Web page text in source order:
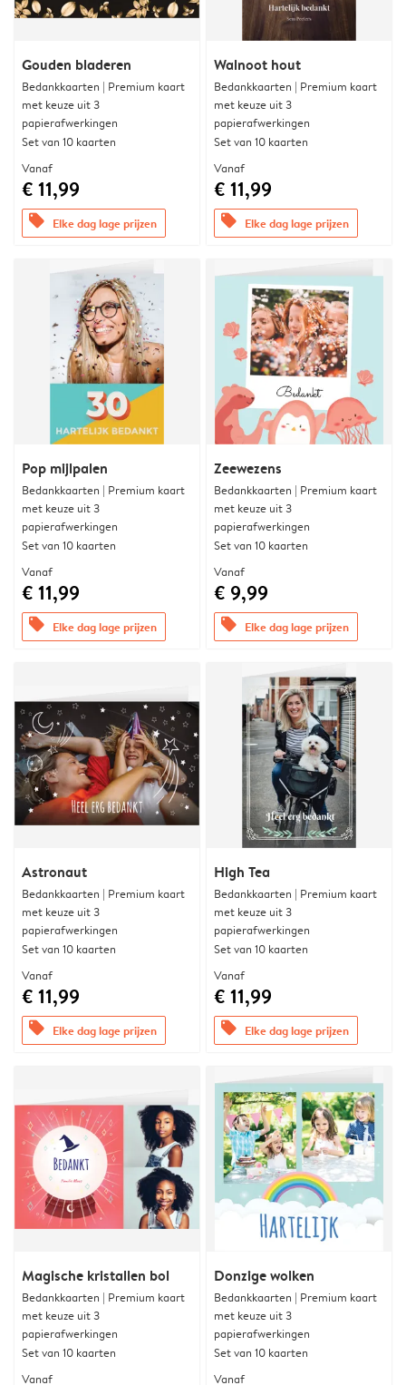
Gouden bladeren
Bedankkaarten | Premium kaart
met keuze uit 3
papierafwerkingen
Set van 10 kaarten
Vanaf
€ 11,99
offers Elke dag lage prijzen
Walnoot hout
Bedankkaarten | Premium kaart
met keuze uit 3
papierafwerkingen
Set van 10 kaarten
Vanaf
€ 11,99
offers Elke dag lage prijzen
Pop mijlpalen
Bedankkaarten | Premium kaart
met keuze uit 3
papierafwerkingen
Set van 10 kaarten
Vanaf
€ 11,99
offers Elke dag lage prijzen
Zeewezens
Bedankkaarten | Premium kaart
met keuze uit 3
papierafwerkingen
Set van 10 kaarten
Vanaf
€ 9,99
offers Elke dag lage prijzen
Astronaut
Bedankkaarten | Premium kaart
met keuze uit 3
papierafwerkingen
Set van 10 kaarten
Vanaf
€ 11,99
offers Elke dag lage prijzen
High Tea
Bedankkaarten | Premium kaart
met keuze uit 3
papierafwerkingen
Set van 10 kaarten
Vanaf
€ 11,99
offers Elke dag lage prijzen
Magische kristallen bol
Bedankkaarten | Premium kaart
met keuze uit 3
papierafwerkingen
Set van 10 kaarten
Vanaf
Donzige wolken
Bedankkaarten | Premium kaart
met keuze uit 3
papierafwerkingen
Set van 10 kaarten
Vanaf